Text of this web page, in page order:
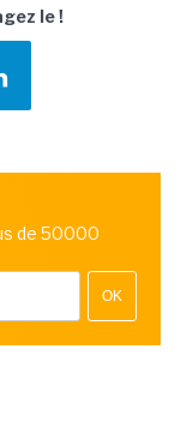
le !
de 50000
OK